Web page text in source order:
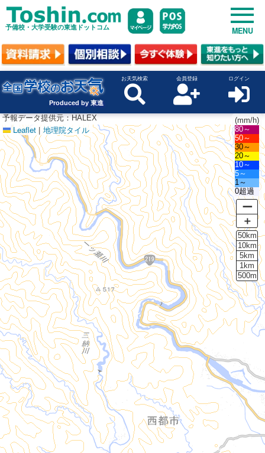
予備校・大学受験の東進ドットコム MENU
Produced by 東進
お天気検索 会員登録 ログイン
Leaflet | 地理院タイル
(mm/h)
80～
50～
30～
20～
10～
5～
1～
0超過
ー
＋
50km
10km
5km
1km
500m
予報データ提供元：HALEX